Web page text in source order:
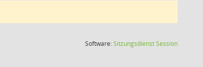
Software:SitzungsdienstSession(Wird in